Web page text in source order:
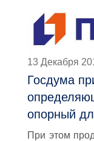
13 Декабря
Госдума
опорный
При этом